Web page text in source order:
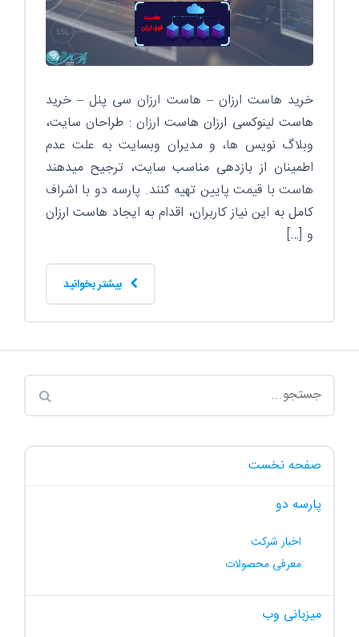
خرید هاست ارزان – هاست ارزان سی پنل – خرید
هاست لینوکسی ارزان هاست ارزان : طراحان سایت،
وبلاگ نویس ها، و مدیران وبسایت به علت عدم
اطمینان از بازدهی مناسب سایت، ترجیح میدهند
هاست با قیمت پایین تهیه کنند. پارسه دو با اشراف
کامل به این نیاز کاربران، اقدام به ایجاد هاست ارزان
و […]
صفحه نخست
پارسه دو
اخبار شرکت
معرفی محصولات
میزبانی وب